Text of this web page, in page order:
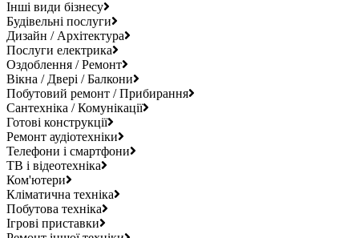
Інші види бізнесу
Будівельні послуги
Дизайн / Архітектура
Послуги електрика
Оздоблення / Ремонт
Вікна / Двері / Балкони
Побутовий ремонт / Прибирання
Сантехніка / Комунікації
Готові конструкції
Ремонт аудіотехніки
Телефони і смартфони
ТВ і відеотехніка
Ком'ютери
Кліматична техніка
Побутова техніка
Ігрові приставки